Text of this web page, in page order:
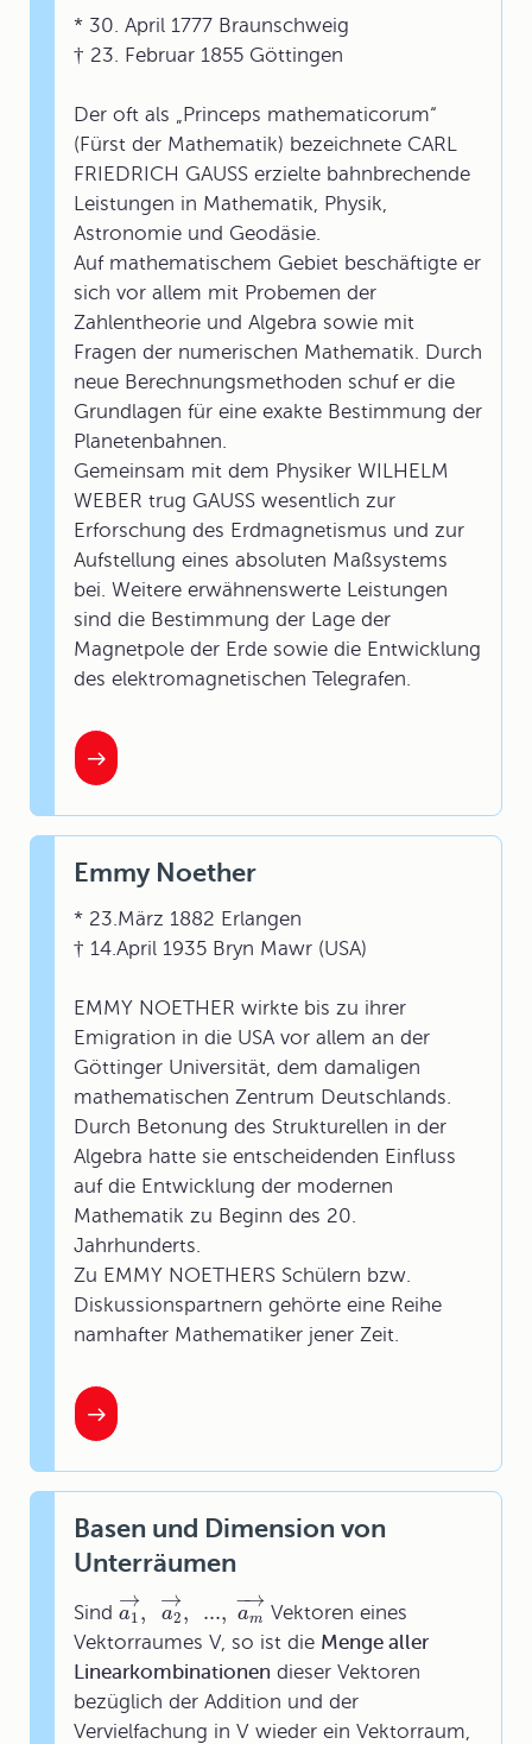
* 30. April 1777 Braunschweig
† 23. Februar 1855 Göttingen
Der oft als „Princeps mathematicorum“
(Fürst der Mathematik) bezeichnete CARL
FRIEDRICH GAUSS erzielte bahnbrechende
Leistungen in Mathematik, Physik,
Astronomie und Geodäsie.
Auf mathematischem Gebiet beschäftigte er
sich vor allem mit Probemen der
Zahlentheorie und Algebra sowie mit
Fragen der numerischen Mathematik. Durch
neue Berechnungsmethoden schuf er die
Grundlagen für eine exakte Bestimmung der
Planetenbahnen.
Gemeinsam mit dem Physiker WILHELM
WEBER trug GAUSS wesentlich zur
Erforschung des Erdmagnetismus und zur
Aufstellung eines absoluten Maßsystems
bei. Weitere erwähnenswerte Leistungen
sind die Bestimmung der Lage der
Magnetpole der Erde sowie die Entwicklung
des elektromagnetischen Telegrafen.
Emmy Noether
* 23.März 1882 Erlangen
† 14.April 1935 Bryn Mawr (USA)
EMMY NOETHER wirkte bis zu ihrer
Emigration in die USA vor allem an der
Göttinger Universität, dem damaligen
mathematischen Zentrum Deutschlands.
Durch Betonung des Strukturellen in der
Algebra hatte sie entscheidenden Einfluss
auf die Entwicklung der modernen
Mathematik zu Beginn des 20.
Jahrhunderts.
Zu EMMY NOETHERS Schülern bzw.
Diskussionspartnern gehörte eine Reihe
namhafter Mathematiker jener Zeit.
Basen und Dimension von
Unterräumen
Sind a1
→, a2
→, ..., am
−→
Vektoren eines
Vektorraumes V, so ist die Menge aller
Linearkombinationen dieser Vektoren
bezüglich der Addition und der
Vervielfachung in V wieder ein Vektorraum,